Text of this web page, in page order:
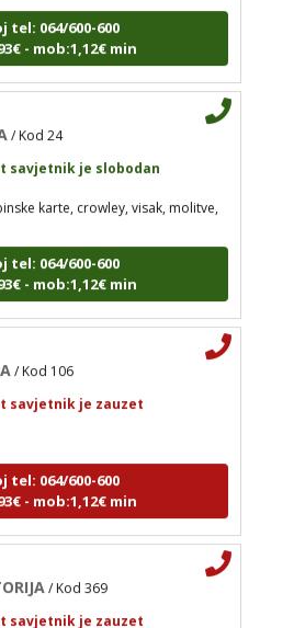
/ Kod 24
savjetnik je slobodan
karte, crowley, visak,
- mob:1,12€ min
/ Kod 106
savjetnik je zauzet
- mob:1,12€ min
tel: 064/600-600
- mob:1,12€ min
karte, crowley, visak, molitve,
tel: 064/600-600
- mob:1,12€ min
tel: 064/600-600
- mob:1,12€ min